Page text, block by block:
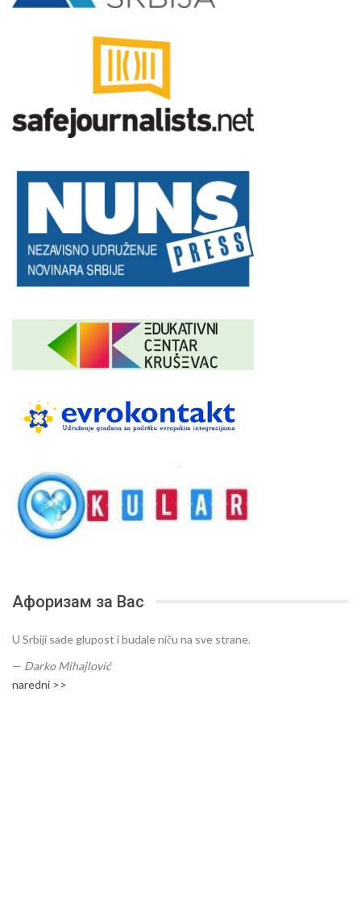
Афоризам за Вас
U Srbiji sade glupost i budale niču na sve strane.
— Darko Mihajlović
naredni >>